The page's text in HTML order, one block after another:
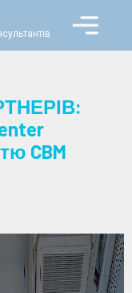
CBM